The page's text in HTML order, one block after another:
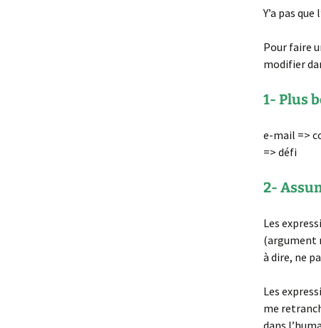
Y’a pas
Pour faire
modifier
1- Plus
e-mail =>
=> défi
2-
Les
(argument
à dire, ne
Les
me
dans